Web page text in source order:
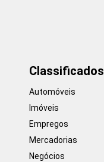
Classificados
Automóveis
Imóveis
Empregos
Mercadorias
Negócios